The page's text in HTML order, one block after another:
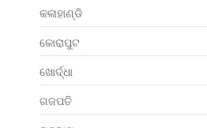
କଳାହାଣ୍ଡି
କୋରାପୁଟ
ଖୋର୍ଦ୍ଧା
ଗଜପତି